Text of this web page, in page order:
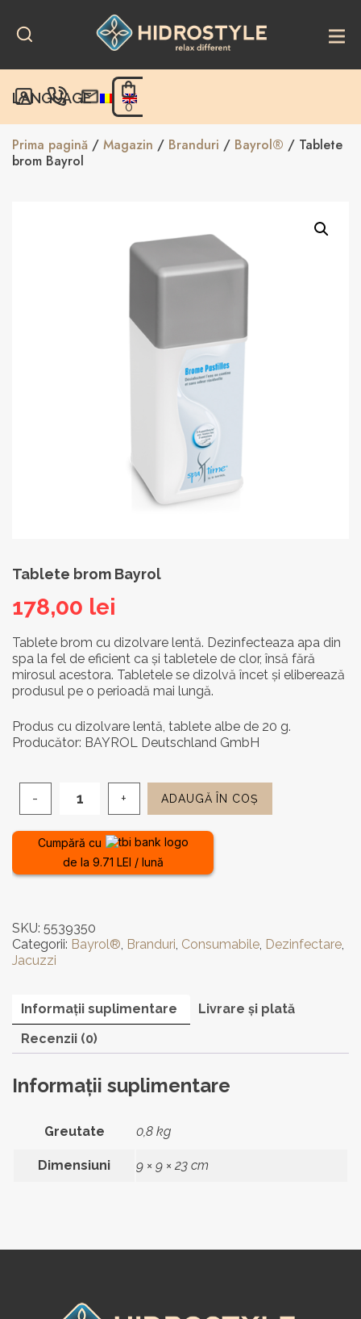
content
LANGUAGE
0
Prima pagină / Magazin / Branduri / Bayrol® / Tablete
brom Bayrol
Tablete brom Bayrol
178,00 lei
Tablete brom cu dizolvare lentă. Dezinfecteaza apa din
spa la fel de eficient ca și tabletele de clor, însă fără
mirosul acestora. Tabletele se dizolvă încet și eliberează
produsul pe o perioadă mai lungă.
Produs cu dizolvare lentă, tablete albe de 20 g.
Producător: BAYROL Deutschland GmbH
Cantitate
brom
ADAUGĂ ÎN COȘ
Cumpără cu
de la 9.71 LEI / lună
SKU: 5539350
Categorii: Bayrol® Branduri Consumabile Dezinfectare
Jacuzzi
Informații suplimentare
Livrare și plată
Recenzii (0)
Informații suplimentare
Greutate 0,8 kg
Dimensiuni 9 × 9 × 23 cm